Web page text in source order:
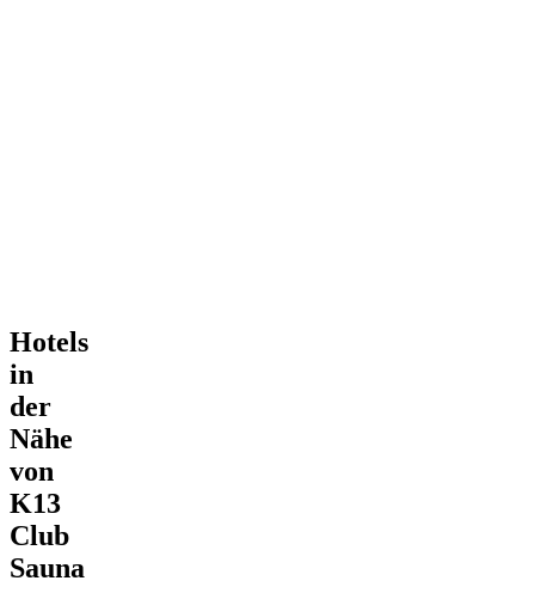
Hotels
in
der
Nähe
von
K13
Club
Sauna